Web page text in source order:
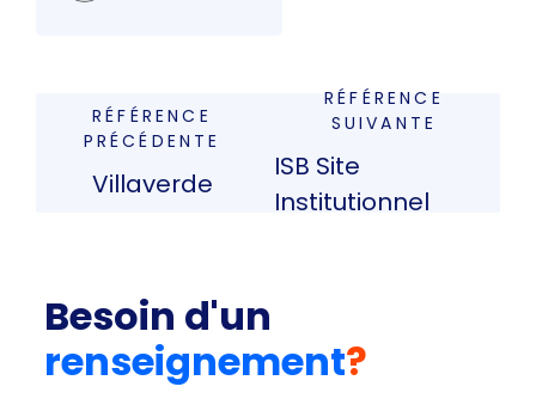
RÉFÉRENCE
PRÉCÉDENTE
Villaverde
RÉFÉRENCE
SUIVANTE
ISB Site
Institutionnel
Besoin d'un
renseignement?